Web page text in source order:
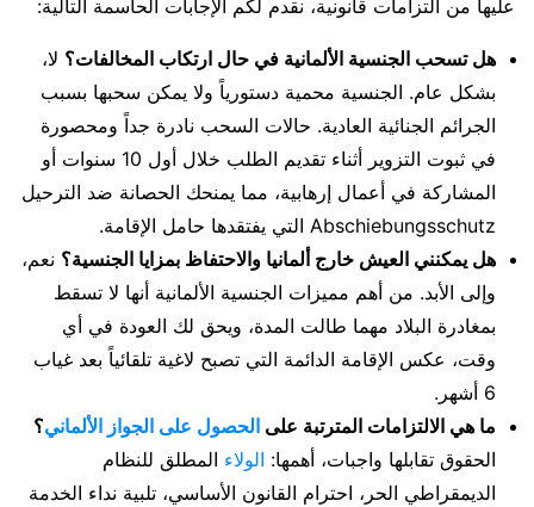
عليها من التزامات قانونية، نقدم لكم الإجابات الحاسمة التالية:
هل تسحب الجنسية الألمانية في حال ارتكاب المخالفات؟ لا،
بشكل عام. الجنسية محمية دستورياً ولا يمكن سحبها بسبب
الجرائم الجنائية العادية. حالات السحب نادرة جداً ومحصورة
في ثبوت التزوير أثناء تقديم الطلب خلال أول 10 سنوات أو
المشاركة في أعمال إرهابية، مما يمنحك الحصانة ضد الترحيل
Abschiebungsschutz التي يفتقدها حامل الإقامة.
هل يمكنني العيش خارج ألمانيا والاحتفاظ بمزايا الجنسية؟ نعم،
وإلى الأبد. من أهم مميزات الجنسية الألمانية أنها لا تسقط
بمغادرة البلاد مهما طالت المدة، ويحق لك العودة في أي
وقت، عكس الإقامة الدائمة التي تصبح لاغية تلقائياً بعد غياب
6 أشهر.
ما هي الالتزامات المترتبة على الحصول على الجواز الألماني؟
الحقوق تقابلها واجبات، أهمها: الولاء المطلق للنظام
الديمقراطي الحر، احترام القانون الأساسي، تلبية نداء الخدمة